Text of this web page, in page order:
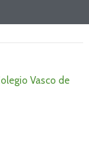
Vasco de